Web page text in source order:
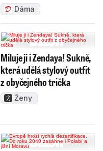
Dáma
Miluje ji i Zendaya! Sukně,
která udělá stylový outfit
z obyčejného trička
Ženy